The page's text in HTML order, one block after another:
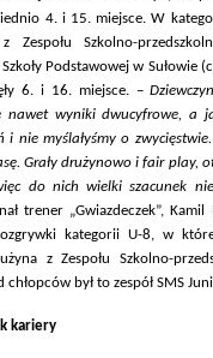
4. i 15. miejsce. W
Zespołu Szkolno-
Podstawowej w Sułowie
6. i 16. miejsce. –
nawet wyniki dwucyfrowe, a
i nie myślałyśmy o
Grały drużynowo i fair play,
do nich wielki szacunek
trener „Gwiazdeczek”,
kategorii U-8, w
z Zespołu Szkolno-
był to zespół SMS
kariery